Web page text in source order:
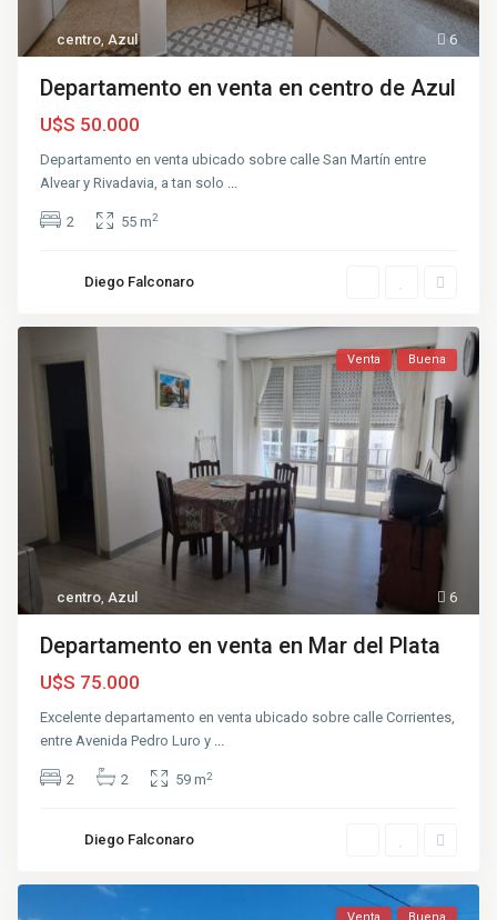
6
centro , Azul
Departamento en venta en centro de Azul
U$S 50.000
Departamento en venta ubicado sobre calle San Martín entre
Alvear y Rivadavia, a tan solo
2 55 m2
Diego Falconaro
6
centro,Azul
Venta Buena
Departamento en venta en Mar del Plata
U$S 75.000
Excelente departamento en venta ubicado sobre calle Corrientes,
entre Avenida Pedro Luro y ...
2 2 59 m2
Diego Falconaro